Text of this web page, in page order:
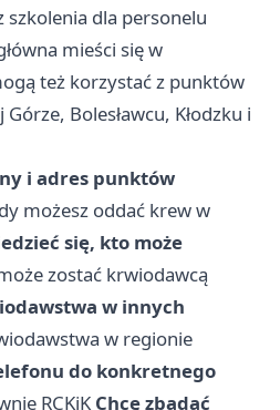
dla personelu
mieści się w
też korzystać z punktów
Bolesławcu, Kłodzku i
i adres punktów
możesz oddać krew w
się, kto może
zostać krwiodawcą
w innych
w regionie
do konkretnego
RCKiK Chcę zbadać